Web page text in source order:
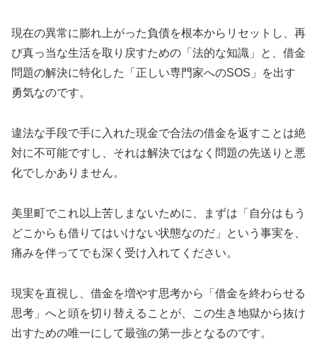
現在の異常に膨れ上がった負債を根本からリセットし、再
び真っ当な生活を取り戻すための「法的な知識」と、借金
問題の解決に特化した「正しい専門家へのSOS」を出す
勇気なのです。
違法な手段で手に入れた現金で合法の借金を返すことは絶
対に不可能ですし、それは解決ではなく問題の先送りと悪
化でしかありません。
美里町でこれ以上苦しまないために、まずは「自分はもう
どこからも借りてはいけない状態なのだ」という事実を、
痛みを伴ってでも深く受け入れてください。
現実を直視し、借金を増やす思考から「借金を終わらせる
思考」へと頭を切り替えることが、この生き地獄から抜け
出すための唯一にして最強の第一歩となるのです。